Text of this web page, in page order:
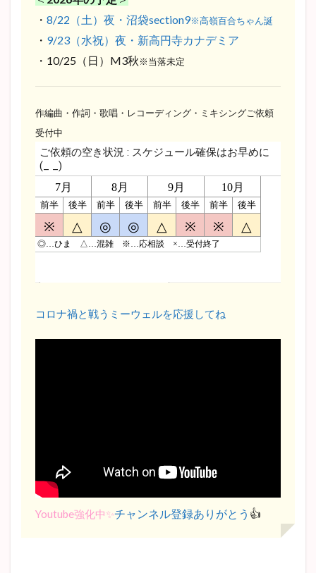
・ 8/22（土）夜・沼袋section9※高嶺百合ちゃん誕
・ 9/23（水祝）夜・新高円寺カナデミア
・10/25（日）M3秋※当落未定
作編曲・作詞・歌唱・レコーディング・ミキシングご依頼
受付中
コロナ禍と戦うミーウェルを応援してね
Youtube強化中✨チャンネル登録ありがとう 👍